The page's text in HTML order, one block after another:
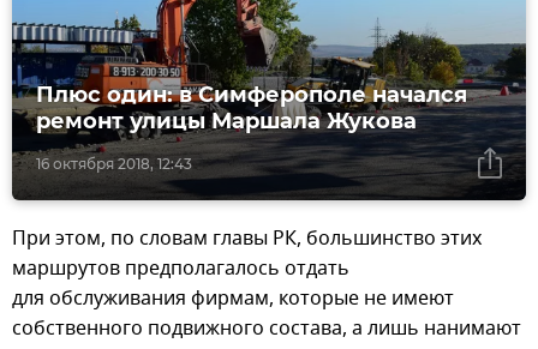
16 октября 2018, 12:43
Плюс один: в Симферополе начался
ремонт улицы Маршала Жукова
При этом, по словам главы РК, большинство этих
маршрутов предполагалось отдать
для обслуживания фирмам, которые не имеют
собственного подвижного состава, а лишь нанимают